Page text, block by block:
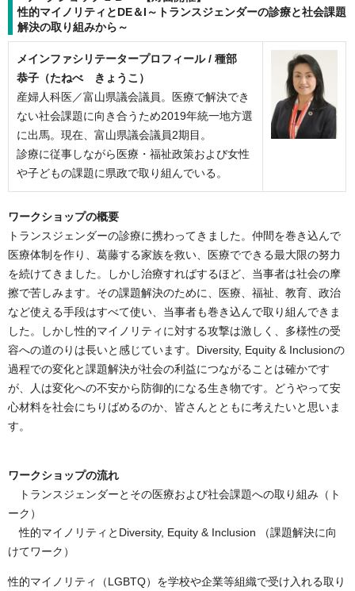
性的マイノリティとDE＆I～トランスジェンダーの診療と社会課題
解決の取り組みから～
メインファシリテータープロフィール / 種部
恭子（たねべ きょうこ）
産婦人科医／富山県議会議員。医療で解決でき
ない社会課題に向き合うため2019年統一地方選
に出馬。現在、富山県議会議員2期目。
診療に従事しながら医療・福祉政策および女性
や子どもの課題に県政で取り組んでいる。
ワークショップの概要
トランスジェンダーの診療に携わってきました。仲間を巻き込んで
医療体制を作り、葛藤する家族を救い、医療でできる最大限の努力
を続けてきました。しかし治療すればするほど、当事者は社会の摩
擦で苦しみます。その課題解決のために、医療、福祉、教育、政治
など使える手段はすべて使い、当事者も巻き込んで取り組んできま
した。しかし性的マイノリティに対する攻撃は激しく、多様性の受
容への道のりは長いと感じています。Diversity, Equity & Inclusionの
過程での変化と課題解決が社会の利益につながることは確かです
が、人は変化への不安から防御的になる生き物です。どうやって安
心材料を社会にちりばめるのか、皆さんとともに考えたいと思いま
す。
ワークショップの流れ
トランスジェンダーとその医療および社会課題への取り組み（ト
ーク）
性的マイノリティとDiversity, Equity & Inclusion （課題解決に向
けてワーク）
性的マイノリティ（LGBTQ）を学校や企業等組織で受け入れる取り